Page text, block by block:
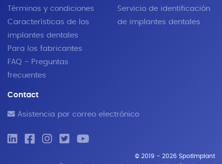
Términos y condiciones
Características de los
implantes dentales
Para los fabricantes
FAQ - Preguntas
frecuentes
Servicio de identificación
de implantes dentales
Contact
Asistencia por correo electrónico
© 2019 - 2026 SpotImplant